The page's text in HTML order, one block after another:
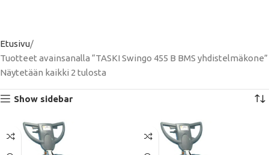
Etusivu
Tuotteet avainsanalla “TASKI Swingo 455 B BMS yhdistelmäkone”
Näytetään kaikki 2 tulosta
Show sidebar